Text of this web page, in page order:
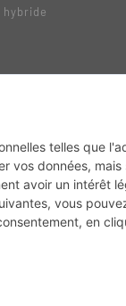
Trail Adventure Trial Mag
- Un magazine du